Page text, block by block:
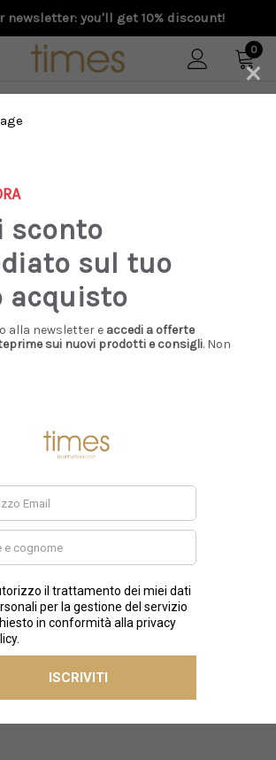
newsletter: you'll get 10% discount!
0
×
sconto
sul tuo
acquisto
alla newsletter e accedi a offerte
sui nuovi prodotti e consigli. Non